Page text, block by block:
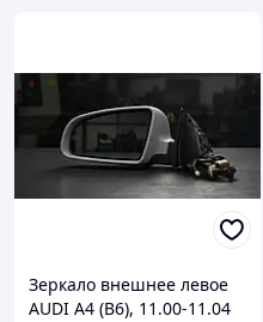
Зеркало внешнее левое
AUDI A4 (B6), 11.00-11.04